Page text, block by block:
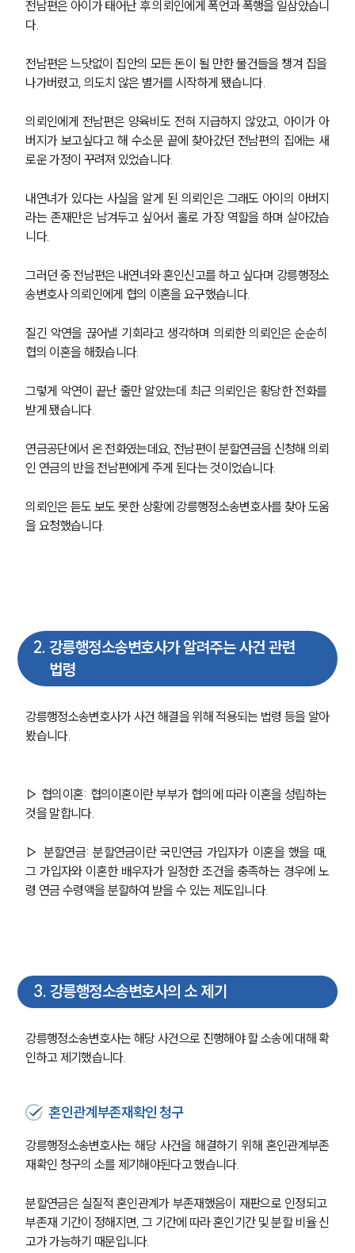
전남편은 아이가 태어난 후 의뢰인에게 폭언과 폭행을 일삼았습니
다.
전남편은 느닷없이 집안의 모든 돈이 될 만한 물건들을 챙겨 집을
나가버렸고, 의도치 않은 별거를 시작하게 됐습니다.
의뢰인에게 전남편은 양육비도 전혀 지급하지 않았고, 아이가 아
버지가 보고싶다고 해 수소문 끝에 찾아갔던 전남편의 집에는 새
로운 가정이 꾸려져 있었습니다.
내연녀가 있다는 사실을 알게 된 의뢰인은 그래도 아이의 아버지
라는 존재만은 남겨두고 싶어서 홀로 가장 역할을 하며 살아갔습
니다.
그러던 중 전남편은 내연녀와 혼인신고를 하고 싶다며 강릉행정소
송변호사 의뢰인에게 협의 이혼을 요구했습니다.
질긴 악연을 끊어낼 기회라고 생각하며 의뢰한 의뢰인은 순순히
협의 이혼을 해줬습니다.
그렇게 악연이 끝난 줄만 알았는데 최근 의뢰인은 황당한 전화를
받게 됐습니다.
연금공단에서 온 전화였는데요, 전남편이 분할연금을 신청해 의뢰
인 연금의 반을 전남편에게 주게 된다는 것이었습니다.
의뢰인은 듣도 보도 못한 상황에 강릉행정소송변호사를 찾아 도움
을 요청했습니다.
2. 강릉행정소송변호사가 알려주는 사건 관련
법령
강릉행정소송변호사가 사건 해결을 위해 적용되는 법령 등을 알아
봤습니다.
▷ 협의이혼: 협의이혼이란 부부가 협의에 따라 이혼을 성립하는
것을 말합니다.
▷ 분할연금: 분할연금이란 국민연금 가입자가 이혼을 했을 때,
그 가입자와 이혼한 배우자가 일정한 조건을 충족하는 경우에 노
령 연금 수령액을 분할하여 받을 수 있는 제도입니다.
3. 강릉행정소송변호사의 소 제기
강릉행정소송변호사는 해당 사건으로 진행해야 할 소송에 대해 확
인하고 제기했습니다.
혼인관계부존재확인 청구
강릉행정소송변호사는 해당 사건을 해결하기 위해 혼인관계부존
재확인 청구의 소를 제기해야된다고 했습니다.
분할연금은 실질적 혼인관계가 부존재했음이 재판으로 인정되고
부존재 기간이 정해지면, 그 기간에 따라 혼인기간 및 분할 비율 신
고가 가능하기 때문입니다.